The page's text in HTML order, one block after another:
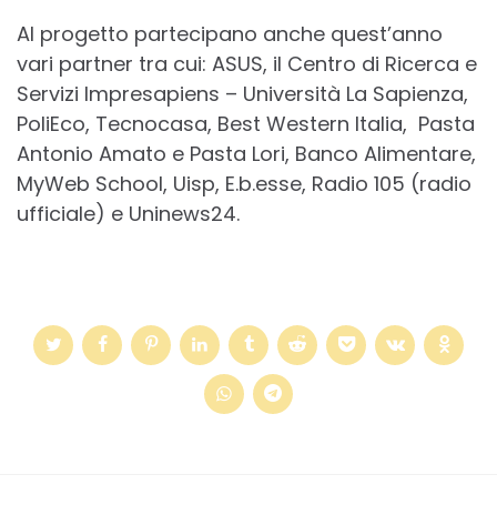
Al progetto partecipano anche quest’anno
vari partner tra cui: ASUS, il Centro di Ricerca e
Servizi Impresapiens – Università La Sapienza,
PoliEco, Tecnocasa, Best Western Italia, Pasta
Antonio Amato e Pasta Lori, Banco Alimentare,
MyWeb School, Uisp, E.b.esse, Radio 105 (radio
ufficiale) e Uninews24.